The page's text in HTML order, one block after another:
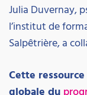
Julia Duvernay,
l’institut de
Salpêtrière, a
Cette
globale du